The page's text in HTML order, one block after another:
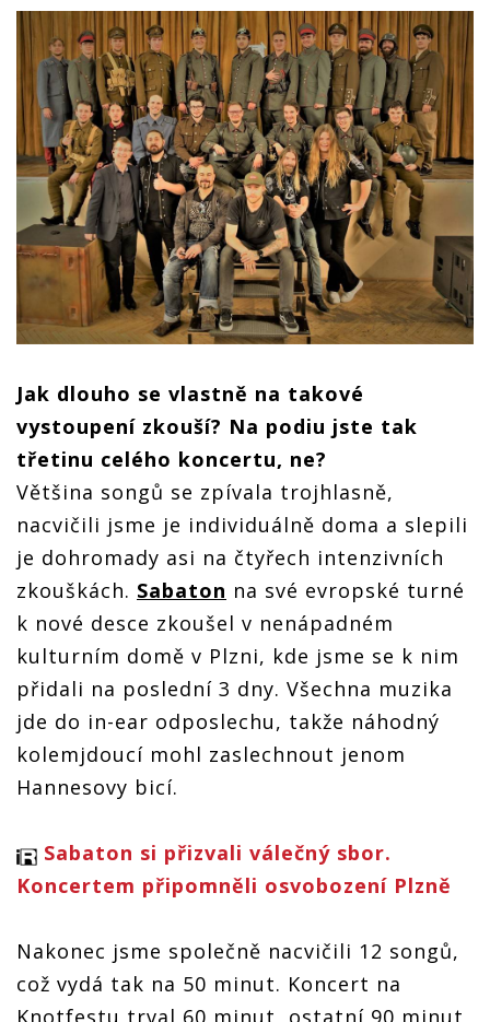
Jak dlouho se vlastně na takové
vystoupení zkouší? Na podiu jste tak
třetinu celého koncertu, ne?
Většina songů se zpívala trojhlasně,
nacvičili jsme je individuálně doma a slepili
je dohromady asi na čtyřech intenzivních
zkouškách. Sabaton na své evropské turné
k nové desce zkoušel v nenápadném
kulturním domě v Plzni, kde jsme se k nim
přidali na poslední 3 dny. Všechna muzika
jde do in-ear odposlechu, takže náhodný
kolemjdoucí mohl zaslechnout jenom
Hannesovy bicí.
Sabaton si přizvali válečný sbor.
Koncertem připomněli osvobození Plzně
Nakonec jsme společně nacvičili 12 songů,
což vydá tak na 50 minut. Koncert na
Knotfestu trval 60 minut, ostatní 90 minut